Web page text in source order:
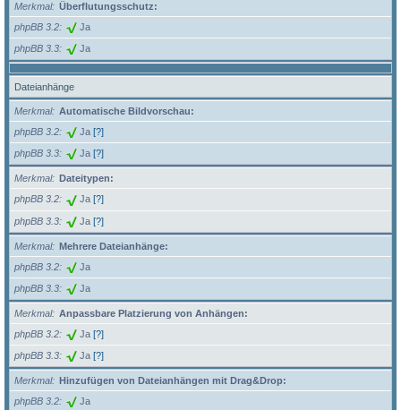
Merkmal
Überflutungsschutz:
phpBB 3.2
Ja
phpBB 3.3 Ja
Dateianhänge
Merkmal
Automatische Bildvorschau:
phpBB 3.2
Ja [?]
phpBB 3.3 Ja [?]
Merkmal
Dateitypen:
phpBB 3.2
Ja [?]
phpBB 3.3 Ja [?]
Merkmal
Mehrere Dateianhänge:
phpBB 3.2
Ja
phpBB 3.3 Ja
Merkmal
Anpassbare Platzierung von Anhängen:
phpBB 3.2
Ja [?]
phpBB 3.3 Ja [?]
Merkmal
Hinzufügen von Dateianhängen mit Drag&Drop:
phpBB 3.2
Ja